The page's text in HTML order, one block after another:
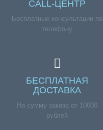
CALL-ЦЕНТР
Бесплатные консультации по
телефону
БЕСПЛАТНАЯ
ДОСТАВКА
На сумму заказа от 10000
рублей